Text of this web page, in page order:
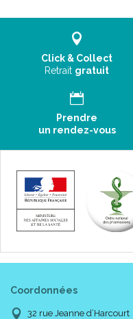
Click & Collect
Retrait gratuit
Prendre
un rendez-vous
Coordonnées
32 rue Jeanne d’Harcourt